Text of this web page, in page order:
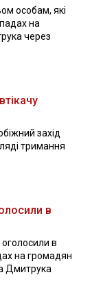
особам, які
на
через
захід
тримання
в
в
на громадян
Дмитрука